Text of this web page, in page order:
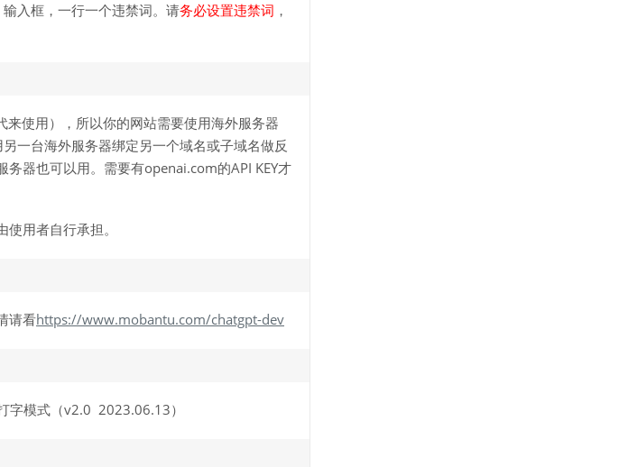
入框，一行一个违禁词。请务必设置违禁词 ，
来使用），所以你的网站需要使用海外服务器
一台海外服务器绑定另一个域名或子域名做反
器也可以用。需要有openai.com的API KEY才
用者自行承担。
请看https://www.mobantu.com/chatgpt-dev
字模式（v2.0 2023.06.13）